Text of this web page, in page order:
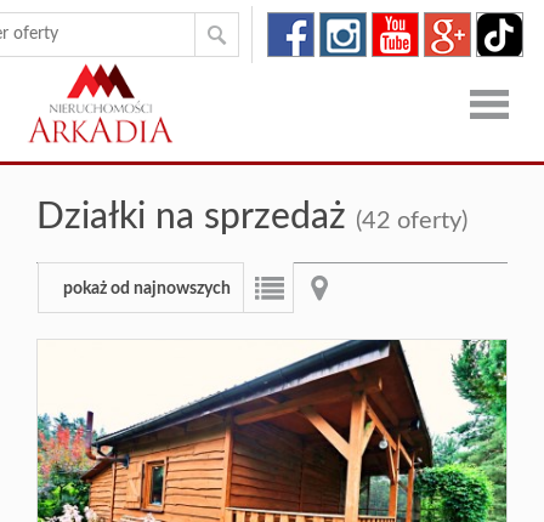
Strona
O
firmie
Kontakt
Dron
Działki na sprzedaż (42 oferty)
pokaż od najnowszych